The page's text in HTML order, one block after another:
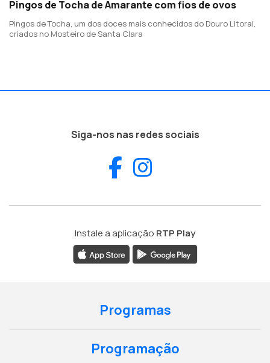
Pingos de Tocha de Amarante com fios de ovos
Pingos de Tocha, um dos doces mais conhecidos do Douro Litoral,
criados no Mosteiro de Santa Clara
Siga-nos nas redes sociais
Facebook
Instale a aplicação RTP Play
Programas
Programação